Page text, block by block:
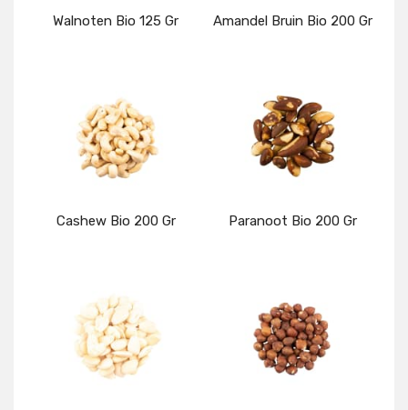
Walnoten Bio 125 Gr
Details
Amandel Bruin Bio 200 Gr
Details
Cashew Bio 200 Gr
Details
Paranoot Bio 200 Gr
Details